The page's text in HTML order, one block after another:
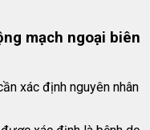
mạch ngoại biên
xác định nguyên nhân